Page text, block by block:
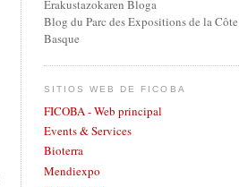
Erakustazokaren Bloga
Blog du Parc des Expositions de la Côte
Basque
SITIOS WEB DE FICOBA
FICOBA - Web principal
Events & Services
Bioterra
Mendiexpo